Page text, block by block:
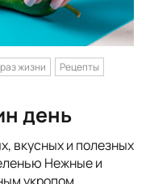
жизни
Рецепты
день
вкусных и полезных
Нежные и